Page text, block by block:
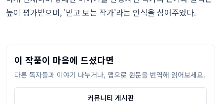
높이 평가받으며, '믿고 보는 작가'라는 인식을 심어주었다.
이 작품이 마음에 드셨다면
다른 독자들과 이야기 나누거나, 앱으로 원문을 번역해 읽어보세요.
커뮤니티 게시판